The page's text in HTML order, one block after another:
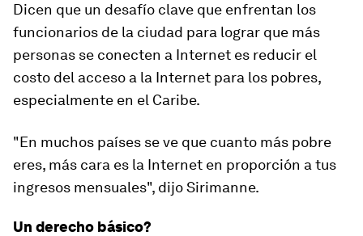
Dicen que un desafío clave que enfrentan los
funcionarios de la ciudad para lograr que más
personas se conecten a Internet es reducir el
costo del acceso a la Internet para los pobres,
especialmente en el Caribe.
"En muchos países se ve que cuanto más pobre
eres, más cara es la Internet en proporción a tus
ingresos mensuales", dijo Sirimanne.
Un derecho básico?